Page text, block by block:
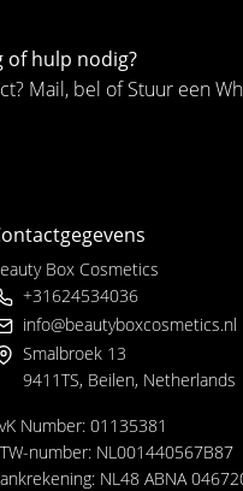
of hulp nodig?
Mail, bel of Stuur een
Box Cosmetics
+31624534036
info@beautyboxcosmetics.nl
Smalbroek 13
9411TS, Beilen, Netherlands
Number: 01135381
number: NL001440567B87
NL48 ABNA